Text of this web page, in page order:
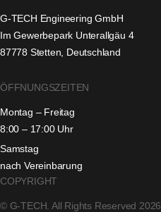
G-TECH Engineering GmbH
Im Gewerbepark Unterallgäu 4
87778 Stetten, Deutschland
ÖFFNUNGSZEITEN
Montag – Freitag
8:00 – 17:00 Uhr
Samstag
nach Vereinbarung
COPYRIGHT
© G-TECH. All Rights Reserved 2026